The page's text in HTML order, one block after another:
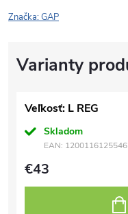
Značka:GAP
Veľkosť: L REG
Skladom
EAN: 1200116125546
€43